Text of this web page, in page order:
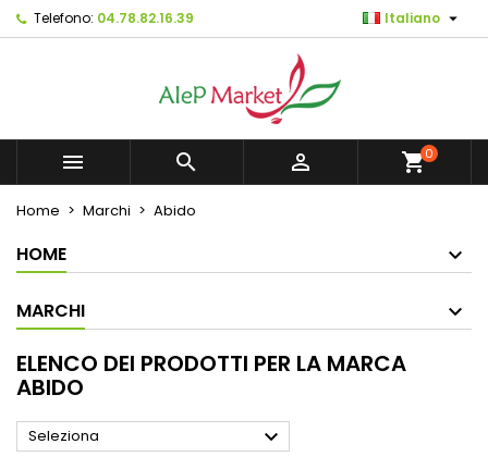
Telefono: 04.78.82.16.39 Italiano 
   shopping_cart0
Home Marchi Abido
HOME
MARCHI
ELENCO DEI PRODOTTI PER LA MARCA
ABIDO
Seleziona 
Mes listes d'envies ×
Créer une nouvelle liste
((modalTitle)) ×
((confirmMessage))
((cancelText)) ((modalDeleteText))
Crea lista dei desideri ×
Nome lista dei desideri
Annulla
Accedi ×
Devi avere effettuato l'accesso per salvare dei
prodotti nella tua lista dei desideri.
Annulla Accedi